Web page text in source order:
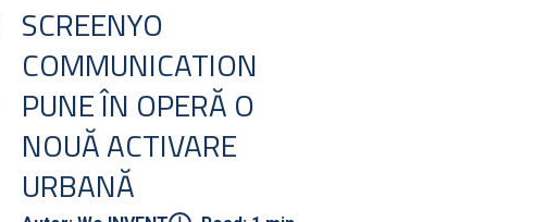
SCREENYO
COMMUNICATION
PUNE ÎN OPERĂ O
NOUĂ ACTIVARE
URBANĂ